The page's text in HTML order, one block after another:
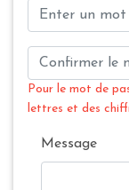
Pour le mot de
lettres et des
Message